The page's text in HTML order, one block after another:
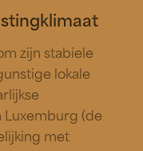
zijn stabiele
lokale
Luxemburg (de
met